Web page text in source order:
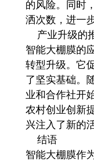
的风险。同时
洒次数，进一
产业升级的
智能大棚膜的
转型升级。它
了坚实基础。
业和合作社开
农村创业创新
兴注入了新的
结语
智能大棚膜作